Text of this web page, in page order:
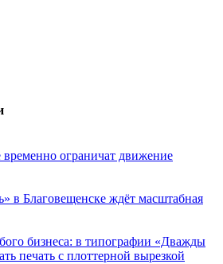
временно ограничат движение
в Благовещенске ждёт масштабная
бизнеса: в типографии «Дважды
печать с плоттерной вырезкой